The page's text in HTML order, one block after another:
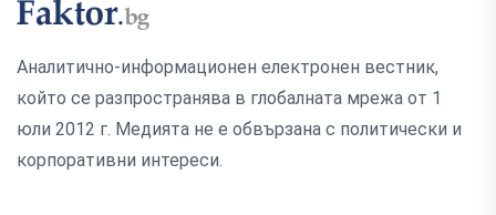
Аналитично-информационен електронен вестник,
който се разпространява в глобалната мрежа от 1
юли 2012 г. Медията не е обвързана с политически и
корпоративни интереси.